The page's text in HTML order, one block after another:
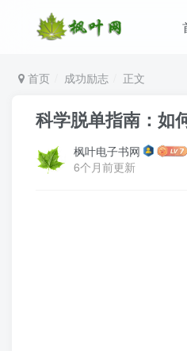
首页 成功励志 正文
科学脱单指南：如
枫叶电子书网
6个月前更新